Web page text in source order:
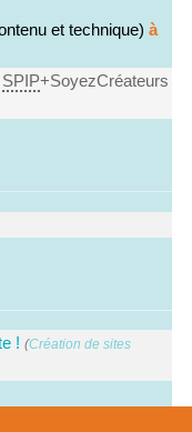
et technique)à
SPIP+SoyezCréateurs
! (Création de sites